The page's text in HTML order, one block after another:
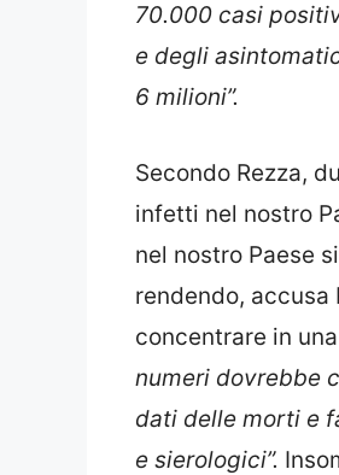
70.000 casi
e degli
6 milioni”.
Secondo Rezza,
infetti nel nostro
nel nostro Paese
rendendo, accusa
concentrare in
numeri dovrebbe
dati delle morti e
e sierologici”.